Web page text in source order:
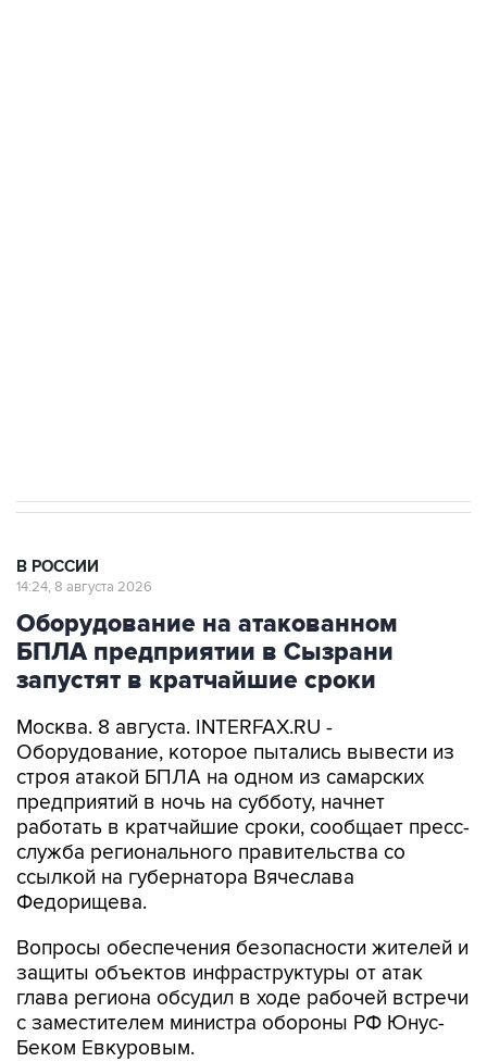
В РОССИИ
14:24, 8 августа 2026
Оборудование на атакованном
БПЛА предприятии в Сызрани
запустят в кратчайшие сроки
Москва. 8 августа. INTERFAX.RU -
Оборудование, которое пытались вывести из
строя атакой БПЛА на одном из самарских
предприятий в ночь на субботу, начнет
работать в кратчайшие сроки, сообщает пресс-
служба регионального правительства со
ссылкой на губернатора Вячеслава
Федорищева.
Вопросы обеспечения безопасности жителей и
защиты объектов инфраструктуры от атак
глава региона обсудил в ходе рабочей встречи
с заместителем министра обороны РФ Юнус-
Беком Евкуровым.